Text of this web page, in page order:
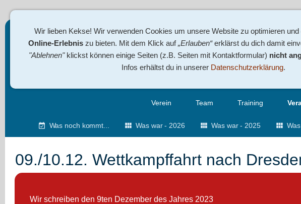
Verein Team Training
Was noch kommt... Was war - 2026 Was war - 2025
09./10.12. Wettkampffahrt nach
Wir schreiben den 9ten Dezember des Jahres 2023
Wir lieben Kekse! Wir verwenden Cookies um unsere Website zu optimieren und
Online-Erlebnis zu bieten. Mit dem Klick auf„Erlauben“erklärst du dich damit
"Ablehnen" klickst können einige Seiten (z.B. Seiten mit Kontaktformular) nicht
Infos erhältst du in unserer Datenschutzerklärung.